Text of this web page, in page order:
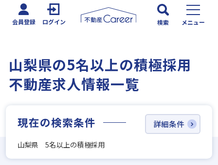
会員登録 ログイン 検索 メニュー
山梨県の5名以上の積極採用
不動産求人情報一覧
現在の検索条件
山梨県 5名以上の積極採用
詳細条件